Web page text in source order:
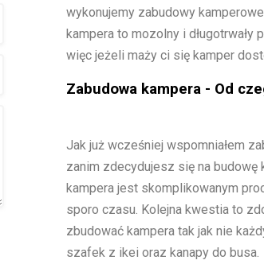
wykonujemy zabudowy
kampera to mozolny i
więc jeżeli maży ci się kamper
Zabudowa kampera - Od
Jak już wcześniej wspomniałem
zanim zdecydujesz się na
kampera jest skomplikowanym
sporo czasu. Kolejna kwestia to
zbudować kampera tak jak nie
szafek z ikei oraz kanapy do busa.